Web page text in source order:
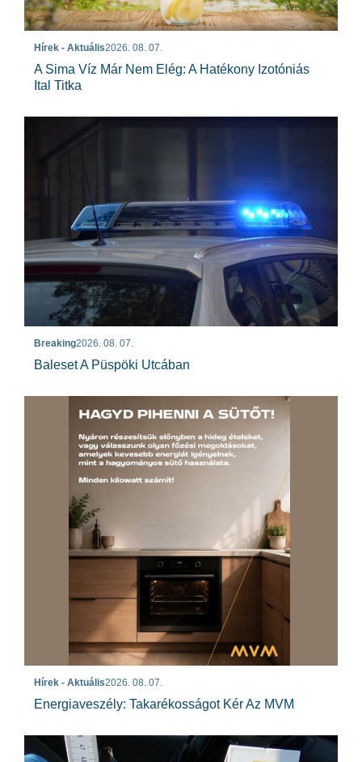
Hírek - Aktuális2026. 08. 07.
A Sima Víz Már Nem Elég: A Hatékony Izotóniás
Ital Titka
Breaking2026. 08. 07.
Baleset A Püspöki Utcában
Hírek - Aktuális2026. 08. 07.
Energiaveszély: Takarékosságot Kér Az MVM